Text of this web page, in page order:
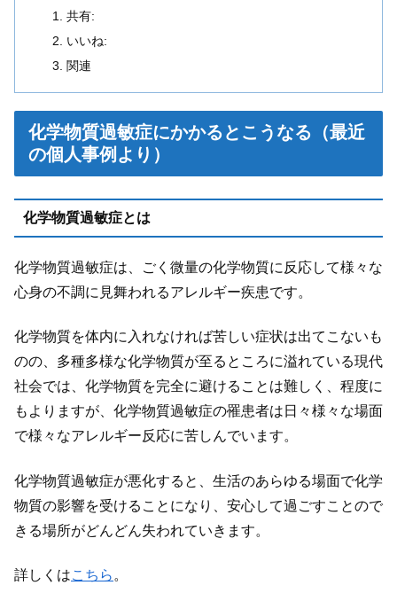
共有:
いいね:
関連
化学物質過敏症にかかるとこうなる（最近
の個人事例より）
化学物質過敏症とは
化学物質過敏症は、ごく微量の化学物質に反応して様々な
心身の不調に見舞われるアレルギー疾患です。
化学物質を体内に入れなければ苦しい症状は出てこないも
のの、多種多様な化学物質が至るところに溢れている現代
社会では、化学物質を完全に避けることは難しく、程度に
もよりますが、化学物質過敏症の罹患者は日々様々な場面
で様々なアレルギー反応に苦しんでいます。
化学物質過敏症が悪化すると、生活のあらゆる場面で化学
物質の影響を受けることになり、安心して過ごすことので
きる場所がどんどん失われていきます。
詳しくはこちら 。